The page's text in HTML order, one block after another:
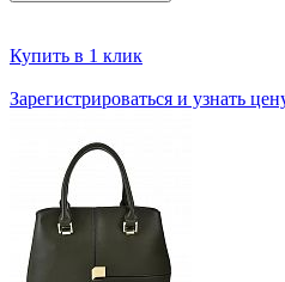
Купить в 1 клик
Зарегистрироваться и узнать